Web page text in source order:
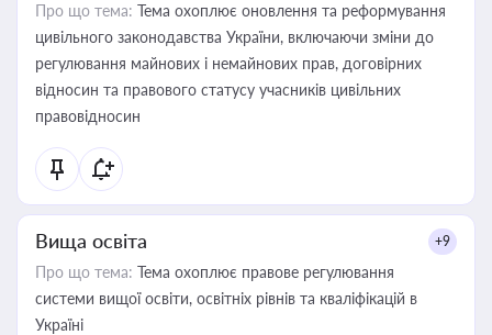
Про що тема: Тема охоплює оновлення та реформування
цивільного законодавства України, включаючи зміни до
регулювання майнових і немайнових прав, договірних
відносин та правового статусу учасників цивільних
правовідносин
Вища освіта +9
Про що тема: Тема охоплює правове регулювання
системи вищої освіти, освітніх рівнів та кваліфікацій в
Україні